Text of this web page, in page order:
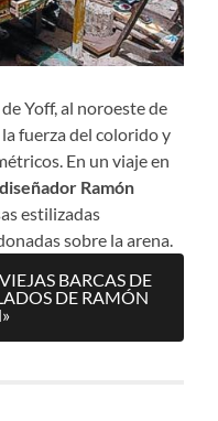
Yoff, al noroeste de
fuerza del colorido y
En un viaje en
diseñador Ramón
estilizadas
sobre la arena.
BARCAS DE
DE RAMÓN